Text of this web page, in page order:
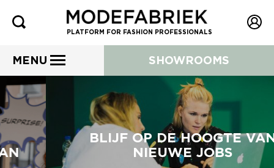
PLATFORM FOR FASHION PROFESSIONALS
MENU SHOWROOMS
BLIJF OP DE HOOGTE VAN
NIEUWE JOBS